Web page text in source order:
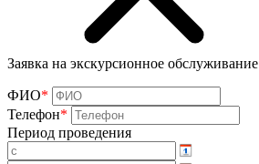
Заявка на экскурсионное обслуживание
ФИО*
Телефон*
Период проведения